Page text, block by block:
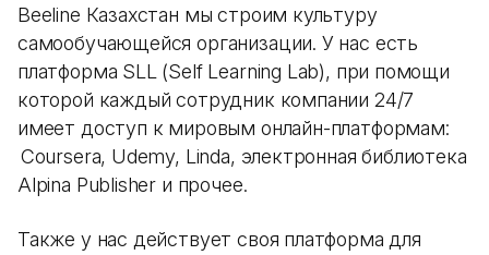
Beeline Казахстан мы строим культуру
самообучающейся организации. У нас есть
платформа SLL (Self Learning Lab), при помощи
которой каждый сотрудник компании 24/7
имеет доступ к мировым онлайн-платформам:
Coursera, Udemy, Linda, электронная библиотека
Alpina Publisher и прочее.
Также у нас действует своя платформа для